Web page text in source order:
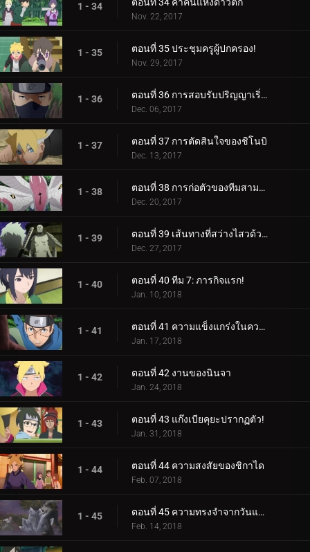
1 - 34
Nov. 22, 2017
1 - 35 ตอนที่ 35 ประชุมครูผู้ปกครอง!
Nov. 29, 2017
1 - 36 ตอนที่ 36 การสอบรับปริญญาเริ่มต้นขึ้นแล้ว!
Dec. 06, 2017
1 - 37 ตอนที่ 37 การตัดสินใจของชิโนบิ
Dec. 13, 2017
1 - 38 ตอนที่ 38 การก่อตัวของทีมสามคน?
Dec. 20, 2017
1 - 39 ตอนที่ 39 เส้นทางที่สว่างไสวด้วยพระจันทร์เต็มดวง
Dec. 27, 2017
1 - 40 ตอนที่ 40 ทีม 7: ภารกิจแรก!
Jan. 10, 2018
1 - 41 ตอนที่ 41 ความแข็งแกร่งในความสามัคคี
Jan. 17, 2018
1 - 42 ตอนที่ 42 งานของนินจา
Jan. 24, 2018
1 - 43 ตอนที่ 43 แก๊งเบียคุยะปรากฏตัว!
Jan. 31, 2018
1 - 44 ตอนที่ 44 ความสงสัยของชิกาได
Feb. 07, 2018
1 - 45 ตอนที่ 45 ความทรงจำจากวันแห่งหิมะ
Feb. 14, 2018